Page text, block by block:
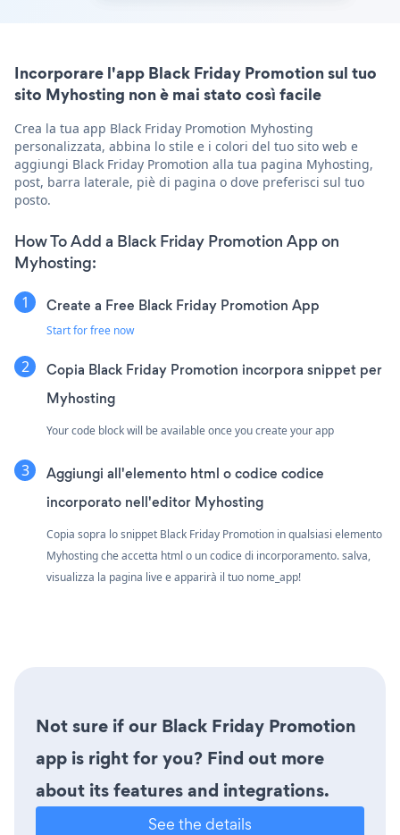
Incorporare l'app Black Friday Promotion sul tuo
sito Myhosting non è mai stato così facile
Crea la tua app Black Friday Promotion Myhosting
personalizzata, abbina lo stile e i colori del tuo sito web e
aggiungi Black Friday Promotion alla tua pagina Myhosting,
post, barra laterale, piè di pagina o dove preferisci sul tuo
posto.
How To Add a Black Friday Promotion App on
Myhosting:
Create a Free Black Friday Promotion App
Start for free now
Copia Black Friday Promotion incorpora snippet per
Myhosting
Your code block will be available once you create your app
Aggiungi all'elemento html o codice codice
incorporato nell'editor Myhosting
Copia sopra lo snippet Black Friday Promotion in qualsiasi elemento
Myhosting che accetta html o un codice di incorporamento. salva,
visualizza la pagina live e apparirà il tuo nome_app!
Not sure if our Black Friday Promotion
app is right for you? Find out more
about its features and integrations.
See the details